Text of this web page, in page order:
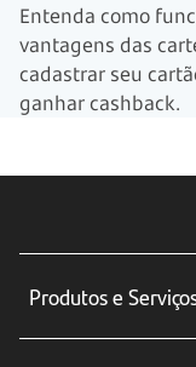
Entenda como
vantagens das
cadastrar seu
ganhar cashback.
Produtos e